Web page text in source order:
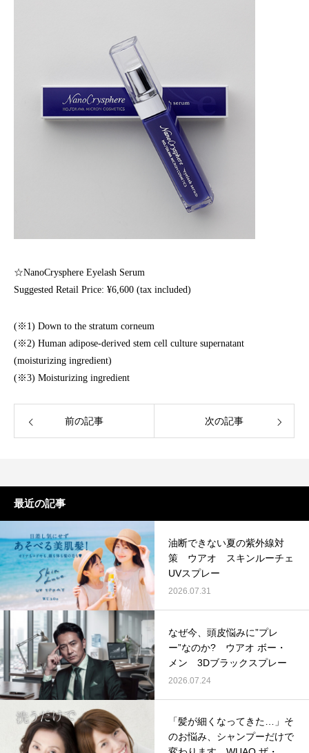
☆NanoCrysphere Eyelash Serum
Suggested Retail Price: ¥6,600 (tax included)
(※1) Down to the stratum corneum
(※2) Human adipose-derived stem cell culture supernatant
(moisturizing ingredient)
(※3) Moisturizing ingredient
前の記事 次の記事
最近の記事
油断できない夏の紫外線対
策 ウアオ スキンルーチェ
UVスプレー
2026.07.31
なぜ今、頭皮悩みに”プレ
ー”なのか? ウアオ ボー・
メン 3Dブラックスプレー
2026.07.24
「髪が細くなってきた…」そ
のお悩み、シャンプーだけで